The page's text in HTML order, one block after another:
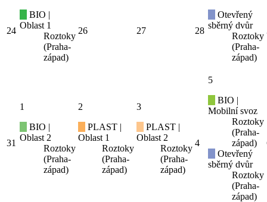
24
BIO |
Oblast 1
Roztoky
(Praha-
západ)
26 27 28
Otevřený
sběrný dvůr
Roztoky
(Praha-
západ)
31
1
BIO |
Oblast 2
Roztoky
(Praha-
západ)
2
PLAST |
Oblast 1
Roztoky
(Praha-
západ)
3
PLAST |
Oblast 2
Roztoky
(Praha-
západ)
4
5
BIO |
Mobilní svoz
Roztoky
(Praha-
západ)
Otevřený
sběrný dvůr
Roztoky
(Praha-
západ)